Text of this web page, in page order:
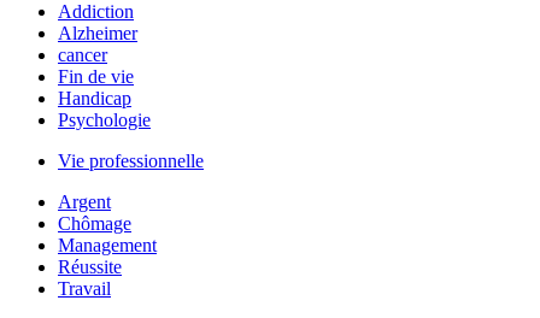
Addiction
Alzheimer
cancer
Fin de vie
Handicap
Psychologie
Vie professionnelle
Argent
Chômage
Management
Réussite
Travail